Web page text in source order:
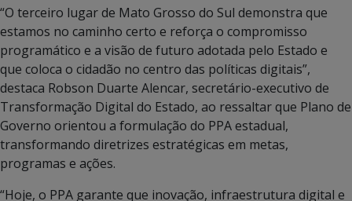
“O terceiro lugar de Mato Grosso do Sul demonstra que
estamos no caminho certo e reforça o compromisso
programático e a visão de futuro adotada pelo Estado e
que coloca o cidadão no centro das políticas digitais”,
destaca Robson Duarte Alencar, secretário-executivo de
Transformação Digital do Estado, ao ressaltar que Plano de
Governo orientou a formulação do PPA estadual,
transformando diretrizes estratégicas em metas,
programas e ações.
“Hoje, o PPA garante que inovação, infraestrutura digital e